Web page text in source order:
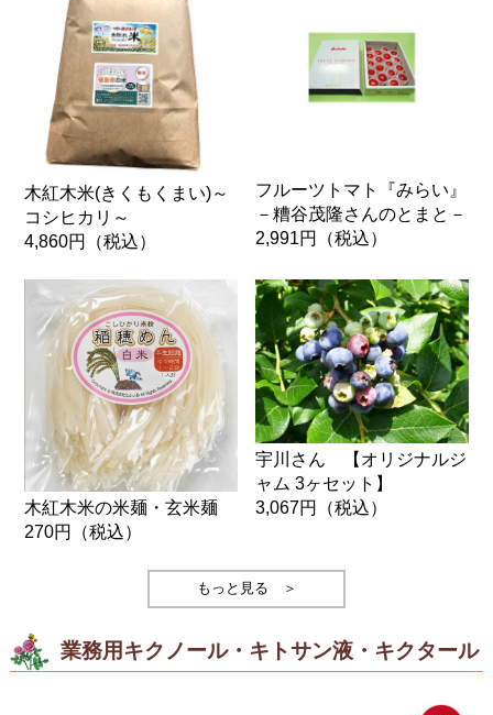
木紅木米(きくもくまい)～
コシヒカリ～
4,860円 （税込）
フルーツトマト『みらい』
－糟谷茂隆さんのとまと－
2,991円
（税込）
木紅木米の米麺・玄米麺
270円 （税込）
宇川さん 【オリジナルジ
ャム 3ヶセット】
3,067円 （税込）
もっと見る ＞
業務用キクノール・キトサン液・キクタール